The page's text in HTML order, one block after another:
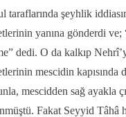
taraflarında şeyhlik
yanına gönderdi
dedi. O da kalkıp
mescidin kapısında
mescidden sağ ayakla
Fakat Seyyid Tâhâ